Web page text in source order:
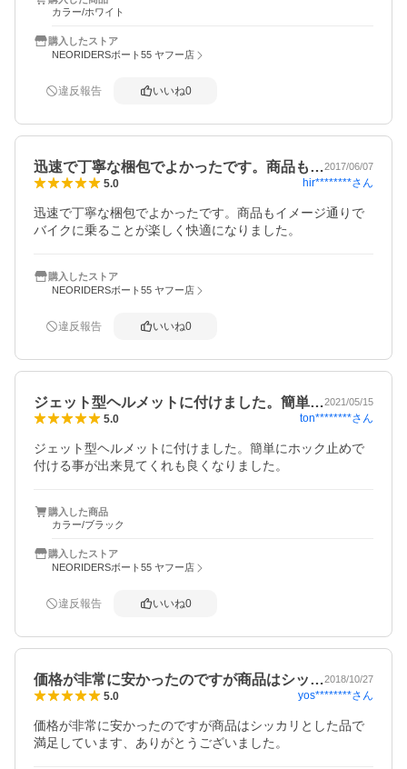
カラー/ホワイト
購入したストア
NEORIDERSボート55 ヤフー店
違反報告 いいね0
迅速で丁寧な梱包でよかったです。商品も…2017/06/07
5.0 hir********さん
迅速で丁寧な梱包でよかったです。商品もイメージ通りで
バイクに乗ることが楽しく快適になりました。
購入したストア
NEORIDERSボート55 ヤフー店
違反報告 いいね0
ジェット型ヘルメットに付けました。簡単…2021/05/15
5.0 ton********さん
ジェット型ヘルメットに付けました。簡単にホック止めで
付ける事が出来見てくれも良くなりました。
購入した商品
カラー/ブラック
購入したストア
NEORIDERSボート55 ヤフー店
違反報告 いいね0
価格が非常に安かったのですが商品はシッ…2018/10/27
5.0 yos********さん
価格が非常に安かったのですが商品はシッカリとした品で
満足しています、ありがとうございました。